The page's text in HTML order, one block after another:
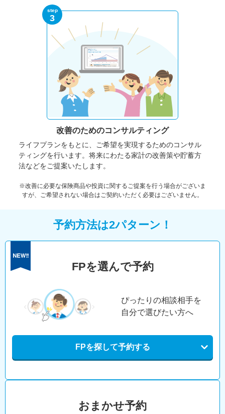
step
3
改善のためのコンサルティング
ライフプランをもとに、ご希望を実現するためのコンサル
ティングを行います。将来にわたる家計の改善策や貯蓄方
法などをご提案いたします。
※改善に必要な保険商品や投資に関するご提案を行う場合がございま
すが、ご希望されない場合はご契約いただく必要はございません。
予約方法は2パターン！
FPを選んで予約
ぴったりの相談相手を
自分で選びたい方へ
FPを探して予約する
おまかせ予約